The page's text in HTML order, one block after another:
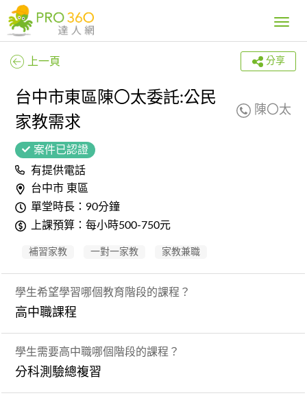
Toggle
上一頁 分享
台中市東區陳〇太委託:公民
家教需求
陳〇太
案件已認證
有提供電話
台中市 東區
單堂時長：90分鐘
上課預算：每小時500-750元
補習家教 一對一家教 家教兼職
學生希望學習哪個教育階段的課程？
高中職課程
學生需要高中職哪個階段的課程？
分科測驗總複習